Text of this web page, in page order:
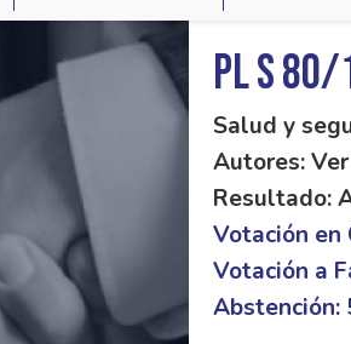
PL S
Salud y
Autores:
Resultado:
Votación en
Votación a
Abstención: